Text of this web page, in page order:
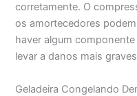
corretamente. O
os amortecedores
haver algum
levar a danos mais
Geladeira Congelando